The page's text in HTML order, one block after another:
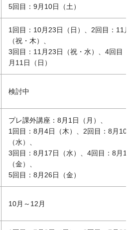
5回目：9月10日（土）
1回目：10月23日（日）、2回目：11
（祝・木）、
3回目：11月23日（祝・水）、4回目
月11日（日）
検討中
プレ課外講座：8月1日（月）、
1回目：8月4日（木）、2回目：8月10
（水）、
3回目：8月17日（水）、4回目：8月
（金）、
5回目：8月26日（金）
10月～12月